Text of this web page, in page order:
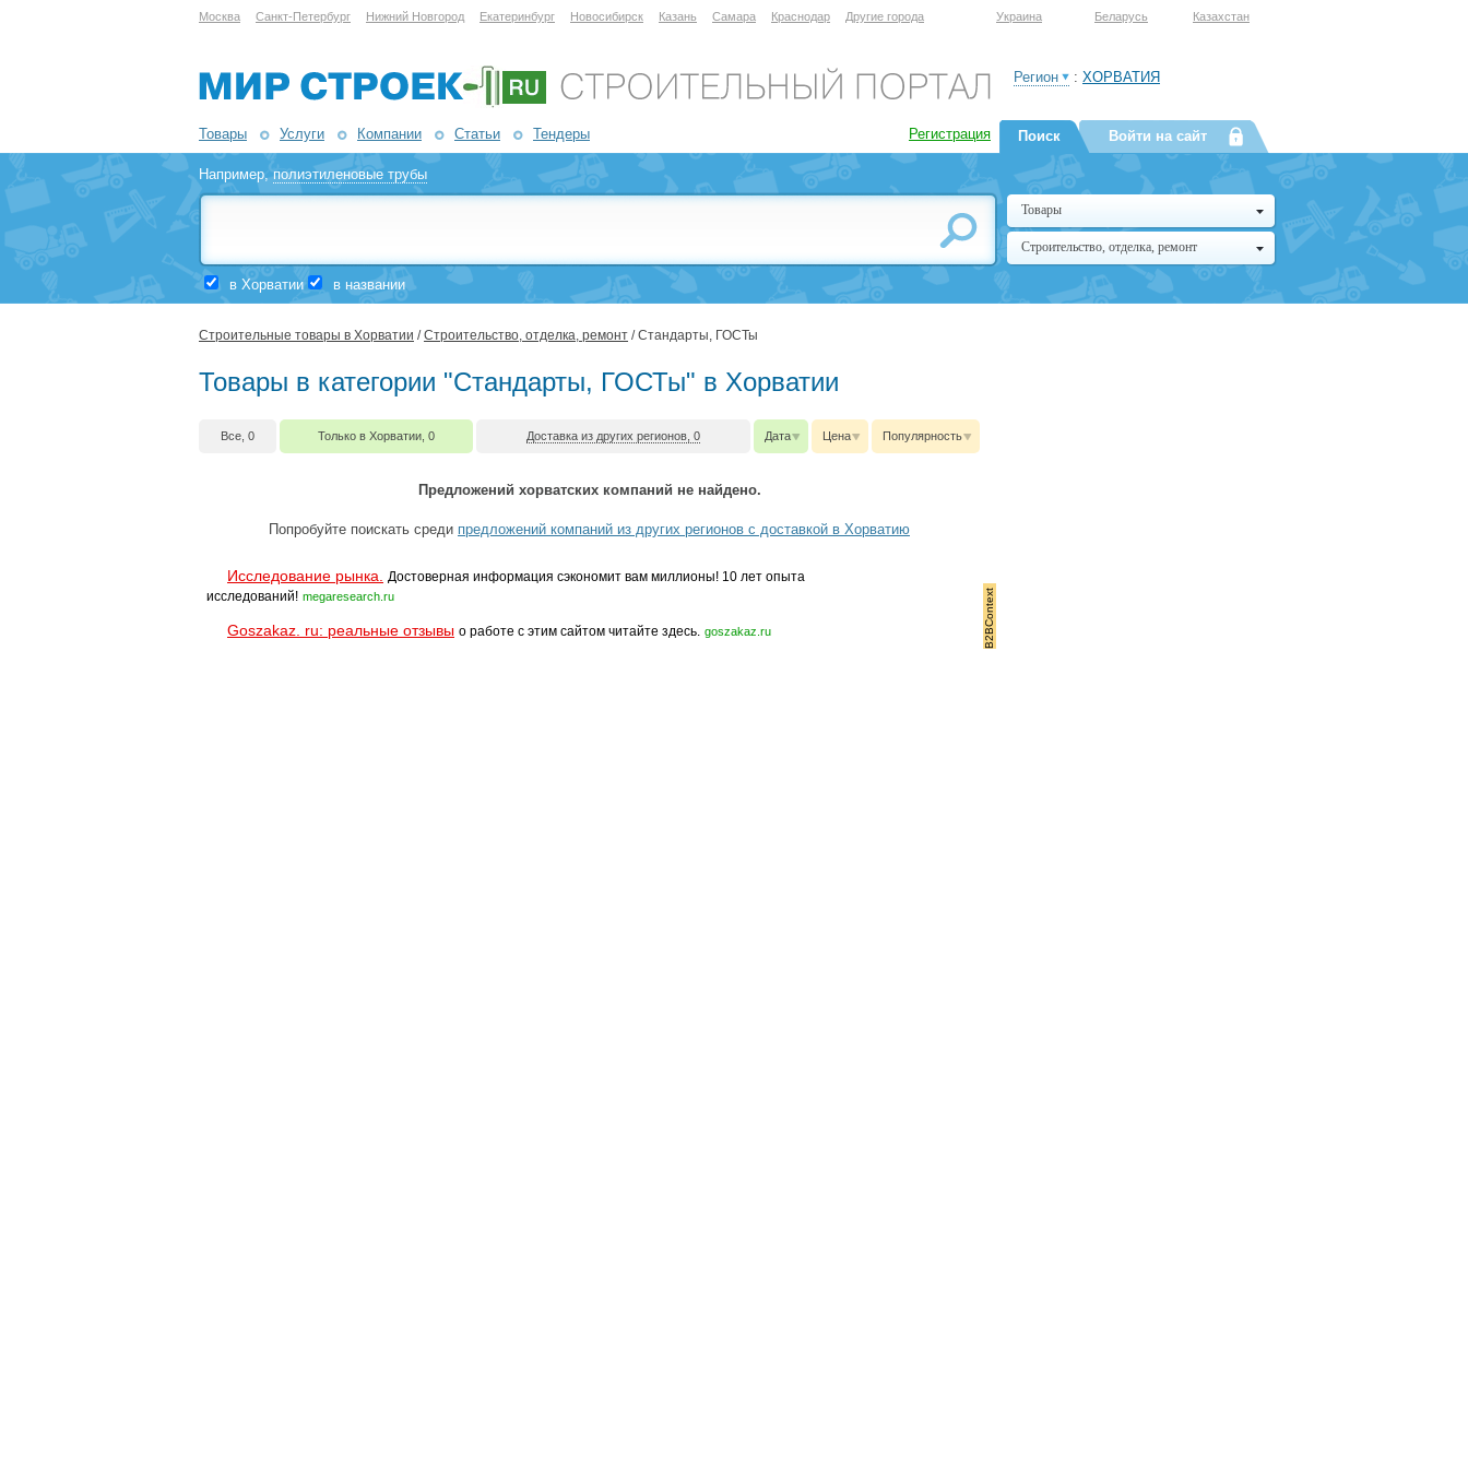
Москва Санкт-Петербург Нижний Новгород Екатеринбург Новосибирск Казань Самара Краснодар Другие города Украина Беларусь Казахстан
Товары Услуги Компании Статьи Тендеры Регистрация
Регион : ХОРВАТИЯ
Например,полиэтиленовые трубы
в Хорватии в названии
Поиск Войти на сайт
Товары
Строительство, отделка, ремонт
Строительные товары в Хорватии /Строительство, отделка, ремонт / Стандарты, ГОСТы
Товары в категории "Стандарты, ГОСТы" в Хорватии
Все, 0 Только в Хорватии, 0 Доставка из других регионов, 0 Дата Цена Популярность
Предложений хорватских компаний не найдено.
Попробуйте поискать среди предложений компаний из других регионов с доставкой в Хорватию
Исследование рынка.
Достоверная информация сэкономит вам миллионы! 10 лет опыта
исследований! megaresearch.ru
Goszakaz. ru: реальные отзывы о работе с этим сайтом читайте здесь. goszakaz.ru